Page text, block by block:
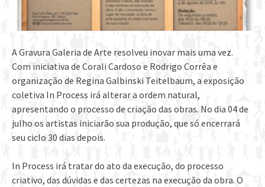
A Gravura Galeria de Arte resolveu inovar mais uma vez.
Com iniciativa de Corali Cardoso e Rodrigo Corrêa e
organização de Regina Galbinski Teitelbaum, a exposição
coletiva In Process irá alterar a ordem natural,
apresentando o processo de criação das obras. No dia 04 de
julho os artistas iniciarão sua produção, que só encerrará
seu ciclo 30 dias depois.
In Process irá tratar do ato da execução, do processo
criativo, das dúvidas e das certezas na execução da obra. O